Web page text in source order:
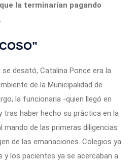
la terminarían pagando
desató, Catalina Ponce era la
de la Municipalidad de
la funcionaria -quien llegó en
tras haber hecho su práctica en la
mando de las primeras diligencias
de las emanaciones. Colegios ya
y los pacientes ya se acercaban a